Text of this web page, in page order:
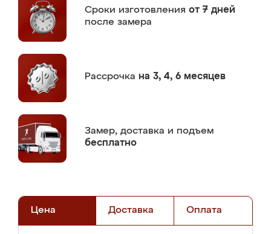
Сроки изготовления от 7 дней
после замера
Рассрочка на 3, 4, 6 месяцев
Замер, доставка и подъем
бесплатно
Цена Доставка Оплата